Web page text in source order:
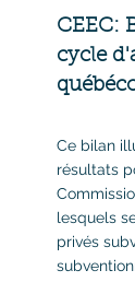
CEEC:
cycle
Ce bilan
résultats
lesquels
privés